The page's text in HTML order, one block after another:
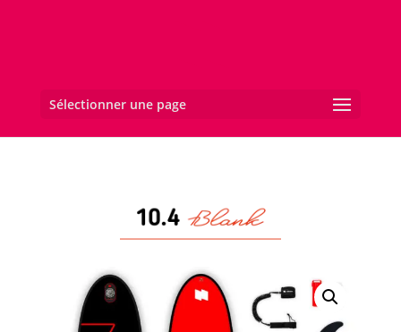
Sélectionner une page